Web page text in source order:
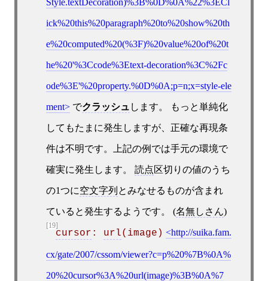
ick%20this%20paragraph%20to%20show%20th
e%20computed%20(%3F)%20value%20of%20t
he%20'%3Ccode%3Etext-decoration%3C%2Fc
ode%3E'%20property.%0D%0A;p=n;x=style-ele
ment でクラッシュ します。 もっと単純化
してもたまに発生しますが、正確な再現条
件は不明です。上記の例では手元の環境で
確実に発生します。 読点区切りの値のうち
の1つに空文字列 とみなせるものが含まれ
ていると発生するようです。 (名無しさん)
[19]
cursor : url(image) http://suika.fam.
cx/gate/2007/cssom/viewer?c=p%20%7B%0A%
20%20cursor%3A%20url(image)%3B%0A%7